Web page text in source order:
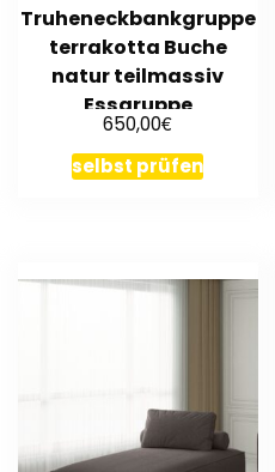
Truheneckbankgruppe
terrakotta Buche
natur teilmassiv
Essgruppe
Tischgruppe
650,00€
selbst prüfen